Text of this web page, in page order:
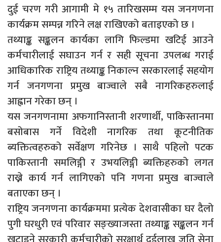
दुई चरण गरी आगामी मे १५ तारिखसम्म यस जनगणना
कार्यक्रम सम्पन्न गरिने लक्ष राखिएको बताइएको छ ।
तथ्याङ्क सङ्कलन कार्यका लागि फिल्डमा खटिई आउने
कर्मचारीलाई सघाउन गर्न र सही सूचना उपलब्ध गराई
आधिकारिक राष्ट्रिय तथ्याङ्क निकाल्न सरकारलाई सहयोग
गर्न जनगणना प्रमुख बाज्वाले सबै नागरिकहरुलाई
आह्वान गरेका छन् ।
यस जनगणनामा अफगानिस्तानी शरणार्थी, पाकिस्तानमा
बसोबास गर्ने विदेशी नागरिक तथा कूटनीतिक
ब्यक्तित्वहरुको सर्वेक्षण गरिनेछ । साथै पहिलो पटक
पाकिस्तानी समलिङ्गी र उभयलिङ्गी ब्यक्तिहरुको लगत
राख्ने कार्य गर्न लागिएको पनि गणना प्रमुख बाज्वाले
बताएका छन् ।
राष्ट्रिय जनगणना कार्यक्रममा प्रत्येक देशवासीका घर दैलो
पुगी घरधुरी एवं परिवार सङ्ख्याजस्ता तथ्याङ्क सङ्कलन गर्न